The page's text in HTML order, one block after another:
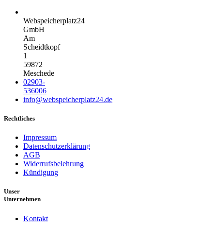
Webspeicherplatz24
GmbH
Am
Scheidtkopf
1
59872
Meschede
02903-
536006
info@webspeicherplatz24.de
Rechtliches
Impressum
Datenschutzerklärung
AGB
Widerrufsbelehrung
Kündigung
Unser
Unternehmen
Kontakt